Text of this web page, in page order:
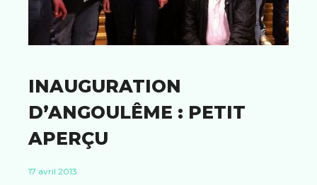
INAUGURATION
D’ANGOULÊME : PETIT
APERÇU
17 avril 2013